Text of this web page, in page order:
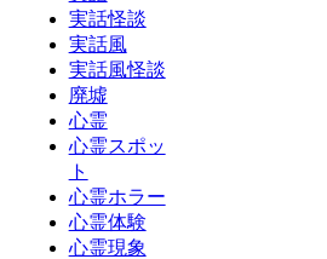
実話怪談
実話風
実話風怪談
廃墟
心霊
心霊スポッ
ト
心霊ホラー
心霊体験
心霊現象